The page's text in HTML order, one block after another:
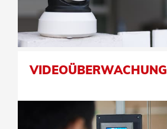
VIDEOÜBERWACHUNG